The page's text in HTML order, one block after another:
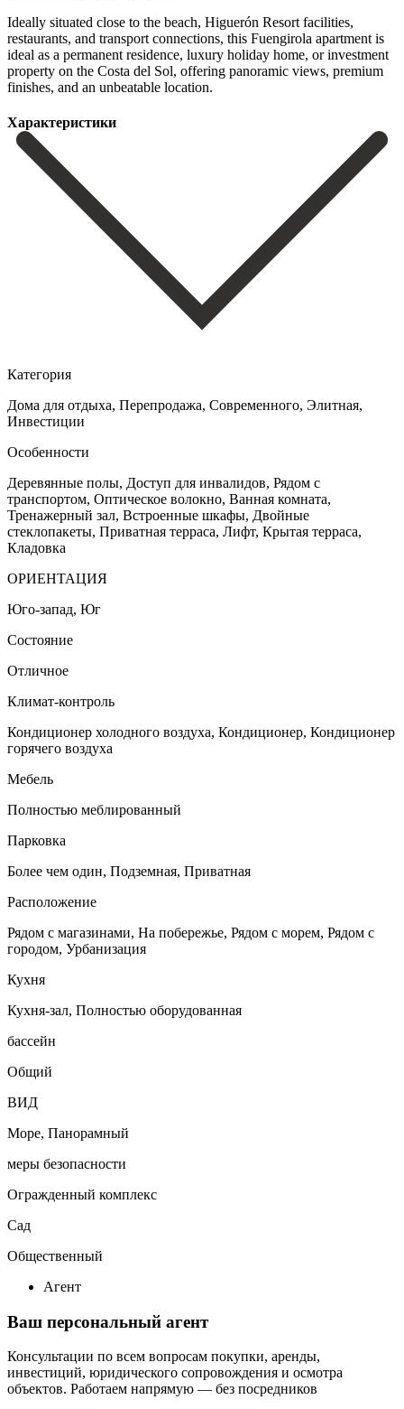
Ideally situated close to the beach, Higuerón Resort facilities,
restaurants, and transport connections, ‌this ‌Fuengirola ‌apartment ‌is
ideal ‌as a ‌permanent residence, luxury holiday home, or investment
property ‌on the ‌Costa del ‌Sol, offering panoramic ‌views, ‌premium
‌finishes, ‌and ‌an ‌unbeatable ‌location.
Характеристики
Категория
Дома для отдыха, Перепродажа, Cовременного, Элитная,
Инвестиции
Особенности
Деревянные полы, Доступ для инвалидов, Рядом с
транспортом, Оптическое волокно, Ванная комната,
Тренажерный зал, Встроенные шкафы, Двойные
стеклопакеты, Приватная терраса, Лифт, Крытая терраса,
Кладовка
ОРИЕНТАЦИЯ
Юго-запад, Юг
Состояние
Отличное
Климат-контроль
Кондиционер холодного воздуха, Кондиционер, Кондиционер
горячего воздуха
Мебель
Полностью меблированный
Парковка
Более чем один, Подземная, Приватная
Расположение
Рядом с магазинами, На побережье, Рядом с морем, Рядом с
городом, Урбанизация
Кухня
Кухня-зал, Полностью оборудованная
бассейн
Общий
ВИД
Море, Панорамный
меры безопасности
Огражденный комплекс
Сад
Общественный
Агент
Ваш персональный агент
Консультации по всем вопросам покупки, аренды,
инвестиций, юридического сопровождения и осмотра
объектов. Работаем напрямую — без посредников